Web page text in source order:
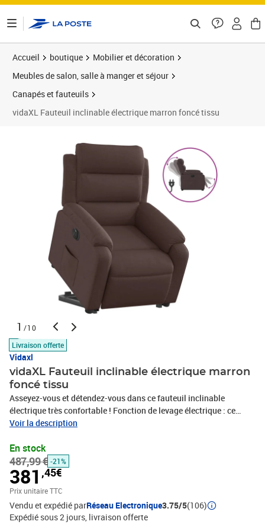
Accueil boutique
Mobilier et décoration
Meubles de salon, salle à manger et séjour
Canapés et fauteuils
vidaXL Fauteuil inclinable électrique marron foncé tissu
1 /10
Livraison offerte
Vidaxl
vidaXL Fauteuil inclinable électrique marron
foncé tissu
Asseyez-vous et détendez-vous dans ce fauteuil inclinable
électrique très confortable ! Fonction de levage électrique : ce
fauteuil inclinable pour personnes âgées est équipé d'un moteur
pousse toute la chaise vers le haut, vous pouvez facilement vous
tenir debout sans stresser votre dos et vos genoux en appuyant
simplement sur le bouton.Fonction d'inclinaison électrique : ce
fauteuil inclinable est également équipé d'un moteur électrique qui
permet de régler automatiquement le repose-pied et le dossier
dans n'importe quelle position, selon votre confort, en appuyant
simplement sur le bouton situé sur le côté du fauteuil. Cette
Voir la description
En stock
487,99 € -21%
381 ,45€
Prix unitaire TTC
Vendu et expédié parRéseau Electronique3.75/5(106)
Expédié sous 2 jours livraison offerte